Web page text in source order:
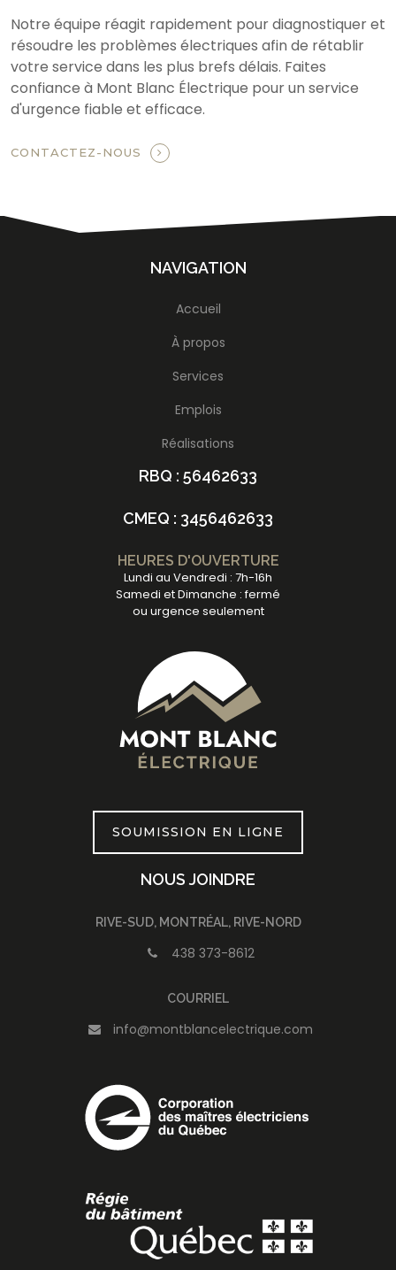
Notre équipe réagit rapidement pour diagnostiquer et
résoudre les problèmes électriques afin de rétablir
votre service dans les plus brefs délais. Faites
confiance à Mont Blanc Électrique pour un service
d'urgence fiable et efficace.
CONTACTEZ-NOUS
NAVIGATION
Accueil
À propos
Services
Emplois
Réalisations
RBQ : 56462633
CMEQ : 3456462633
HEURES D'OUVERTURE
Lundi au Vendredi : 7h-16h
Samedi et Dimanche : fermé
ou urgence seulement
SOUMISSION EN LIGNE
NOUS JOINDRE
RIVE-SUD, MONTRÉAL, RIVE-NORD
438 373-8612
COURRIEL
info@montblancelectrique.com